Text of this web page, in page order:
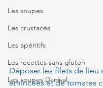
Les soupes
Les crustacés
Les apéritifs
Les recettes sans gluten
Les soupes Danival
Déposer les filets de lieu
émincées et de tomates